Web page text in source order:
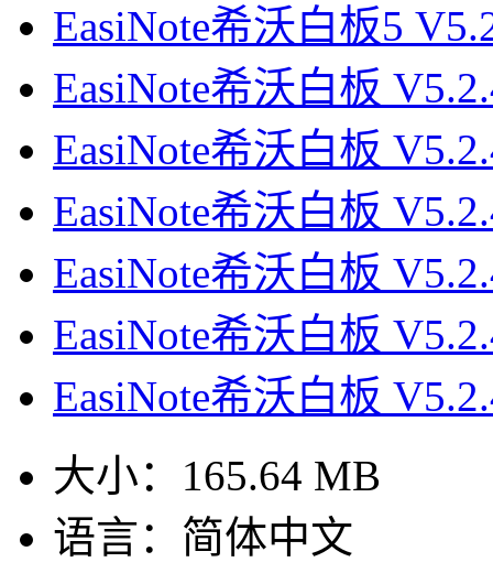
EasiNote希沃白板5
EasiNote希沃白板
EasiNote希沃白板
EasiNote希沃白板
EasiNote希沃白板
EasiNote希沃白板
EasiNote希沃白板
大小： 165.64 MB
语言： 简体中文